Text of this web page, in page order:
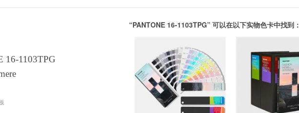
16-1103TPG
“PANTONE 16-1103TPG” 可以在以下实物色卡中找到：